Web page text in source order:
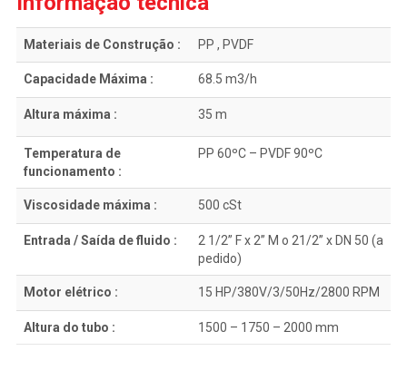
Materiais de Construção : PP , PVDF
Capacidade Máxima : 68.5 m3/h
Altura máxima : 35 m
Temperatura de
funcionamento :
PP 60ºC – PVDF 90ºC
Viscosidade máxima : 500 cSt
Entrada / Saída de fluido :
2 1/2” F x 2” M o 21/2” x DN 50 (a
pedido)
Motor elétrico : 15 HP/380V/3/50Hz/2800 RPM
Altura do tubo : 1500 – 1750 – 2000 mm